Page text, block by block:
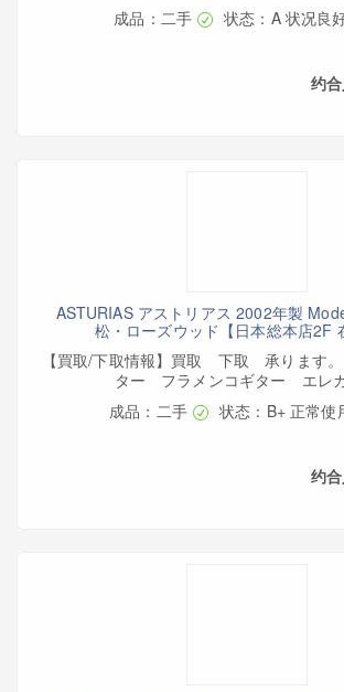
成品：二手
状态：A 状况良
约
ASTURIAS アストリアス 2002年製
松・ローズウッド【日本総本店2F
【買取/下取情報】買取 下取 承ります
ター フラメンコギター エレ
成品：二手
状态：B+ 正常使
约